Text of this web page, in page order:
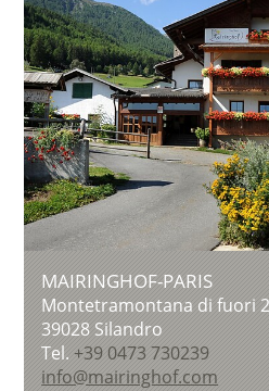
MAIRINGHOF-PARIS
Montetramontana di fuori
39028Silandro
Tel.+39 0473 730239
info@mairinghof.com